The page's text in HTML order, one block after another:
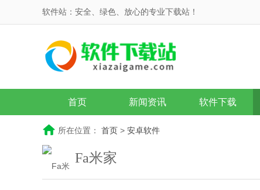
软件站：安全、绿色、放心的专业下载站！
首页 新闻资讯 软件下载
所在位置： 首页 > 安卓软件
Fa米家